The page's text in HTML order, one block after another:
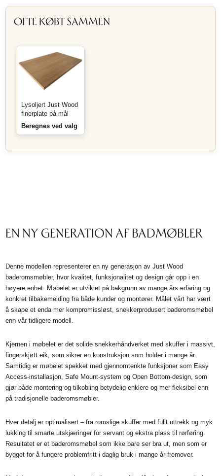
OFTE KØBT SAMMEN
Lysoljert Just Wood
finerplate på mål
Beregnes ved valg
EN NY GENERATION AF BADMØBLER
Denne modellen representerer en ny generasjon av Just Wood
baderomsmøbler, hvor kvalitet, funksjonalitet og design går opp i en
høyere enhet. Møbelet er utviklet på bakgrunn av mange års erfaring og
konkret tilbakemelding fra både kunder og montører. Målet vårt har vært
å skape et enda mer kompromissløst, snekkerprodusert baderomsmøbel
enn vår tidligere modell.
Kjernen i møbelet er det solide snekkerhåndverket med skuffer i massivt,
fingerskjøtt eik, som sikrer en konstruksjon som holder i mange år.
Samtidig er møbelet spekket med gjennomtenkte funksjoner som Easy
Access-installasjon, Safe Mount-system og Open Bottom-design, som
gjør både montering og tilkobling betydelig enklere og mer fleksibel enn
på tradisjonelle baderomsmøbler.
Hver detalj er optimalisert – fra romslige skuffer med fullt uttrekk og myk
lukking til smarte utskjæringer for servant og ekstra plass til rørføring.
Resultatet er et baderomsmøbel som ikke bare ser bra ut, men som er
bygget for å fungere problemfritt i daglig bruk i mange år fremover.